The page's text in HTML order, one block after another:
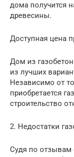
дома получится
древесины.
Доступная цена
Дом из
из лучших
Независимо от
приобретается
строительство
2. Недостатки
Судя по отзывам